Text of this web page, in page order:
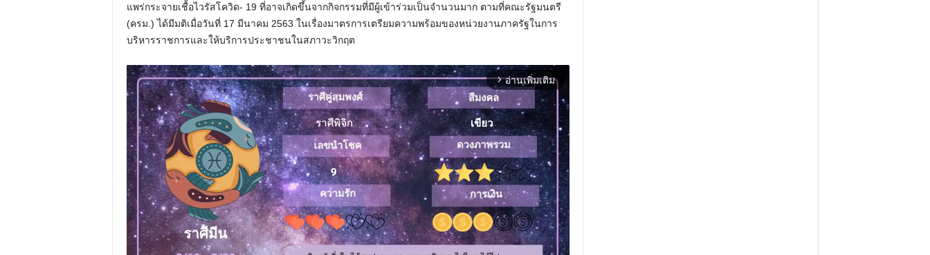
แพร่กระจายเชื้อไวรัสโควิด- 19 ที่อาจเกิดขึ้นจากกิจกรรมที่มีผู้เข้าร่วมเป็นจำนวนมาก ตามที่คณะรัฐมนตรี
(ครม.) ได้มีมติเมื่อวันที่ 17 มีนาคม 2563 ในเรื่องมาตรการเตรียมความพร้อมของหน่วยงานภาครัฐในการ
บริหารราชการและให้บริการประชาชนในสภาวะวิกฤต
arrow_forward_ios อ่านเพิ่มเติม